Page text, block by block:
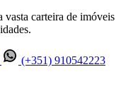
vasta carteira de imóveis
(+351) 910542223